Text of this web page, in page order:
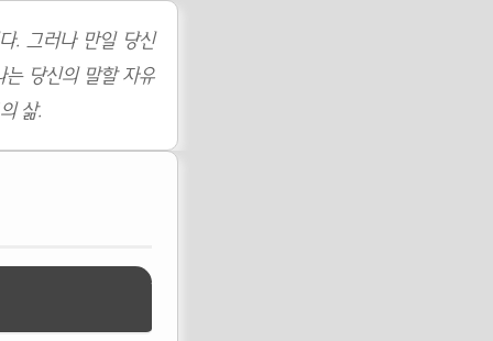
. 그러나 만일 당신
당신의 말할 자유
삶.